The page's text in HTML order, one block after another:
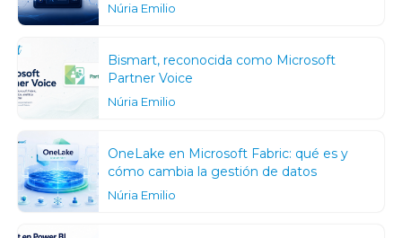
Núria Emilio
Bismart, reconocida como Microsoft
Partner Voice
Núria Emilio
OneLake en Microsoft Fabric: qué es y
cómo cambia la gestión de datos
Núria Emilio